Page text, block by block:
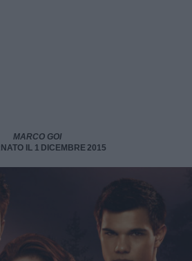
MARCO GOI
IL 1 DICEMBRE 2015